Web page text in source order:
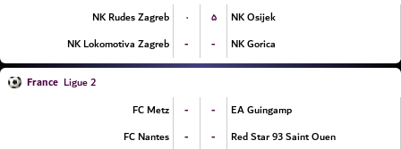
NK Rudes Zagreb
۰ ۵
NK Osijek
NK Lokomotiva Zagreb
- - NK Gorica
France Ligue 2
FC Metz
- -
EA Guingamp
FC Nantes
- -
Red Star 93 Saint Ouen